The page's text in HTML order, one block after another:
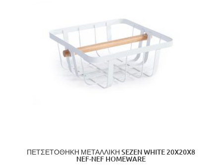
ΠΕΤΣΕΤΟΘΗΚΗ ΜΕΤΑΛΛΙΚΗ SEZEN WHITE 20X20X8
NEF-NEF HOMEWARE